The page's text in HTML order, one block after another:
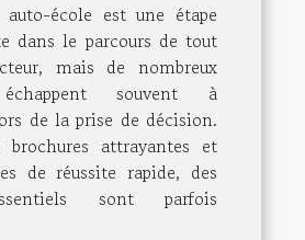
école est une étape
dans le parcours de tout
mais de nombreux
souvent à
de la prise de décision.
brochures attrayantes et
de réussite rapide, des
sont parfois